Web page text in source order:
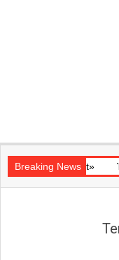
Navigation
Menu
Breaking News
of Light» Έφυγε